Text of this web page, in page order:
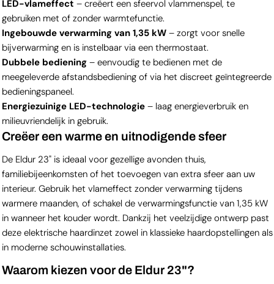
LED-vlameffect – creëert een sfeervol vlammenspel, te
gebruiken met of zonder warmtefunctie.
Ingebouwde verwarming van 1,35 kW– zorgt voor snelle
bijverwarming en is instelbaar via een thermostaat.
Dubbele bediening– eenvoudig te bedienen met de
meegeleverde afstandsbediening of via het discreet geïntegreerde
bedieningspaneel.
Energiezuinige LED-technologie– laag energieverbruik en
milieuvriendelijk in gebruik.
Creëer een warme en uitnodigende sfeer
De Eldur 23" is ideaal voor gezellige avonden thuis,
familiebijeenkomsten of het toevoegen van extra sfeer aan uw
interieur. Gebruik het vlameffect zonder verwarming tijdens
warmere maanden, of schakel de verwarmingsfunctie van 1,35 kW
in wanneer het kouder wordt. Dankzij het veelzijdige ontwerp past
deze elektrische haardinzet zowel in klassieke haardopstellingen als
in moderne schouwinstallaties.
Waarom kiezen voor de Eldur 23"?